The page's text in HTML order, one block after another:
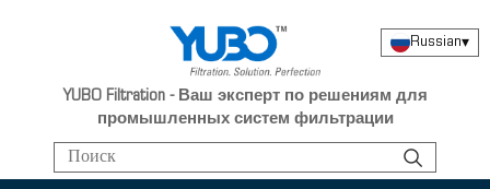
YUBO Filtration - Ваш эксперт по решениям для
промышленных систем фильтрации
Russian▾